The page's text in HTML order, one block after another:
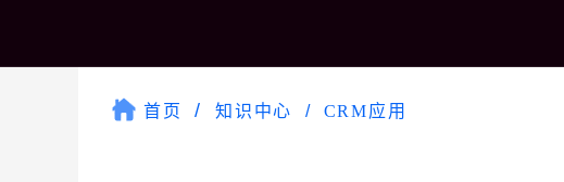
首页 知识中心 CRM应用